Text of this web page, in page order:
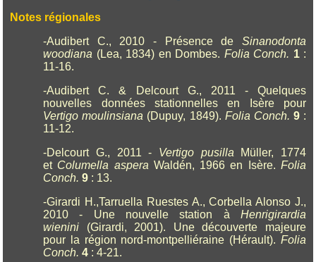
Notes régionales
-Audibert C., 2010 - Présence de Sinanodonta
woodiana (Lea, 1834) en Dombes. Folia Conch. 1:
11-16.
-Audibert C. & Delcourt G., 2011 - Quelques
nouvelles données stationnelles en Isère pour
Vertigo moulinsiana (Dupuy, 1849). Folia Conch. 9:
11-12.
-Delcourt G., 2011 - Vertigo pusilla Müller, 1774
etColumella aspera Waldén, 1966 en Isère.Folia
Conch.9 : 13.
-Girardi H.,Tarruella Ruestes A., Corbella Alonso J.,
2010 - Une nouvelle station à Henrigirardia
wienini (Girardi, 2001). Une découverte majeure
pour la région nord-montpelliéraine (Hérault). Folia
Conch. 4 : 4-21.